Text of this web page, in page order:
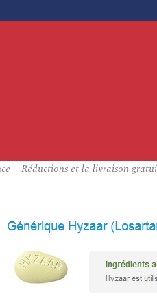
– Réductions et la livraison